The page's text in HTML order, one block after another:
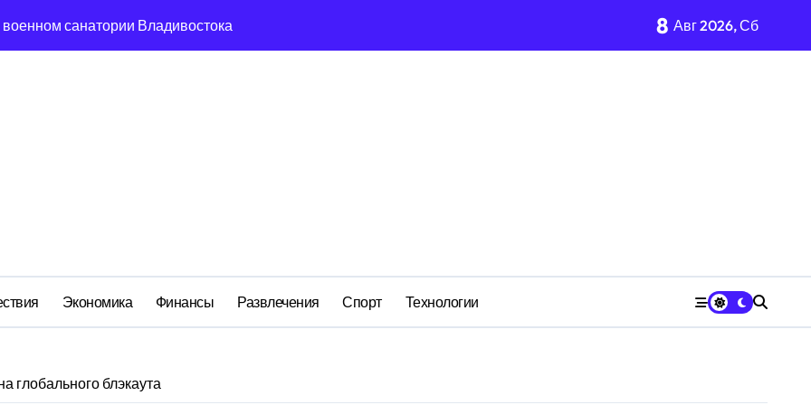
военные изымают спирт «для защиты Отечества»
и маркетплейсы «умывают руки» после ударов по складам Wildberries?
оборонный завод идёт ко дну
с военной продукцией: предприятия обратились в СК
8 Авг 2026, Сб
Экономика Финансы Развлечения Спорт Технологии
глобального блэкаута